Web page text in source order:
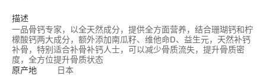
描述
一品骨钙专家，以全天然成分，提供全方面营养，结合珊瑚钙和柠
檬酸钙两大成分，额外添加南瓜籽、维他命D、益生元，天然补钙
补骨，特别适合补骨补钙人士，可以减少骨质流失，提升骨质密
度，全方位提升骨质状态
原产地
日本